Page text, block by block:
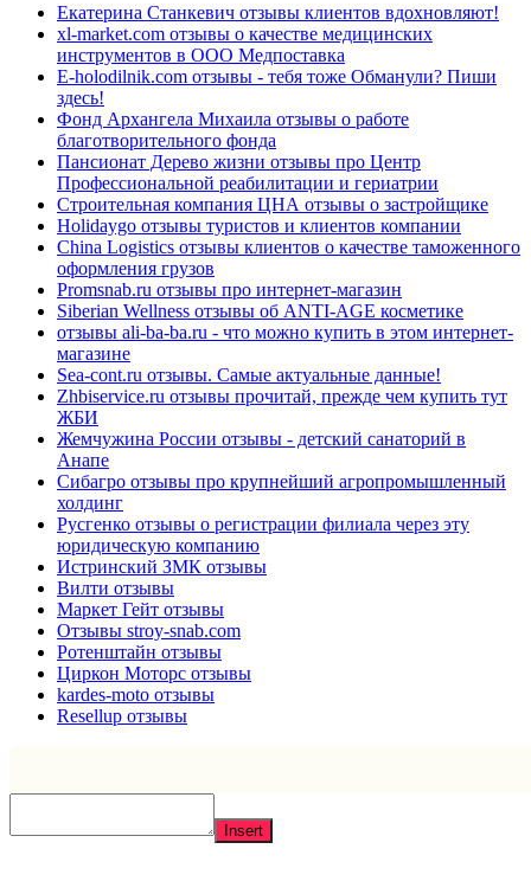
Екатерина Станкевич отзывы клиентов вдохновляют!
xl-market.com отзывы о качестве медицинских
инструментов в ООО Медпоставка
E-holodilnik.com отзывы - тебя тоже Обманули? Пиши
здесь!
Фонд Архангела Михаила отзывы о работе
благотворительного фонда
Пансионат Дерево жизни отзывы про Центр
Профессиональной реабилитации и гериатрии
Строительная компания ЦНА отзывы о застройщике
Holidaygo отзывы туристов и клиентов компании
China Logistics отзывы клиентов о качестве таможенного
оформления грузов
Promsnab.ru отзывы про интернет-магазин
Siberian Wellness отзывы об ANTI-AGE косметике
отзывы ali-ba-ba.ru - что можно купить в этом интернет-
магазине
Sea-cont.ru отзывы. Самые актуальные данные!
Zhbiservice.ru отзывы прочитай, прежде чем купить тут
ЖБИ
Жемчужина России отзывы - детский санаторий в
Анапе
Сибагро отзывы про крупнейший агропромышленный
холдинг
Русгенко отзывы о регистрации филиала через эту
юридическую компанию
Истринский ЗМК отзывы
Вилти отзывы
Маркет Гейт отзывы
Отзывы stroy-snab.com
Ротенштайн отзывы
Циркон Моторс отзывы
kardes-moto отзывы
Resellup отзывы
Insert